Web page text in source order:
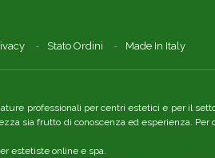
Stato Ordini Made In Italy
professionali per centri estetici e per il
sia frutto di conoscenza ed esperienza.
estetiste online e spa.